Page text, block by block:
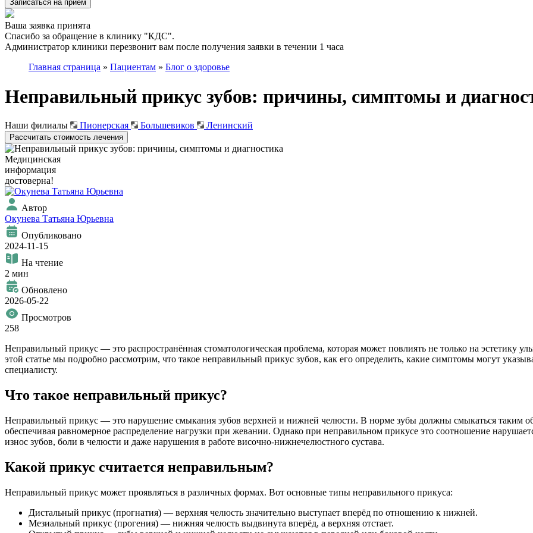
Записаться на приём
Ваша заявка принята
Спасибо за обращение в клинику "КДС".
Администратор клиники перезвонит вам после получения заявки в течении 1 часа
Главная страница » Пациентам » Блог о здоровье
Неправильный прикус зубов: причины, симптомы и
Наши филиалы Пионерская Большевиков Ленинский
Рассчитать стоимость лечения
Медицинская
информация
достоверна!
Автор
Окунева Татьяна Юрьевна
Опубликовано
2024-11-15
На чтение
2 мин
Обновлено
2026-05-22
Просмотров
258
Неправильный прикус — это распространённая стоматологическая проблема, которая может повлиять не только на эстетику
этой статье мы подробно рассмотрим, что такое неправильный прикус зубов, как его определить, какие симптомы могут
специалисту.
Что такое неправильный прикус?
Неправильный прикус — это нарушение смыкания зубов верхней и нижней челюсти. В норме зубы должны смыкаться таким
обеспечивая равномерное распределение нагрузки при жевании. Однако при неправильном прикусе это соотношение
износ зубов, боли в челюсти и даже нарушения в работе височно-нижнечелюстного сустава.
Какой прикус считается неправильным?
Неправильный прикус может проявляться в различных формах. Вот основные типы неправильного прикуса:
Дистальный прикус (прогнатия) — верхняя челюсть значительно выступает вперёд по отношению к нижней.
Мезиальный прикус (прогения) — нижняя челюсть выдвинута вперёд, а верхняя отстает.